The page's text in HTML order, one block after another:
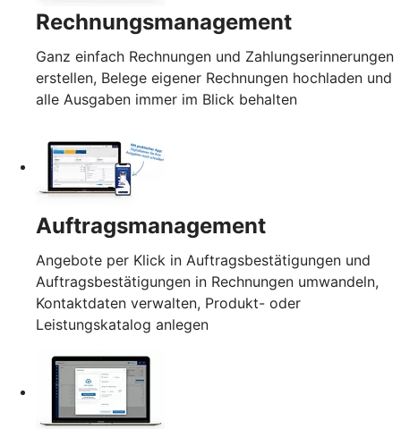
Rechnungsmanagement
Ganz einfach Rechnungen und Zahlungserinnerungen
erstellen, Belege eigener Rechnungen hochladen und
alle Ausgaben immer im Blick behalten
Auftragsmanagement
Angebote per Klick in Auftragsbestätigungen und
Auftragsbestätigungen in Rechnungen umwandeln,
Kontaktdaten verwalten, Produkt- oder
Leistungskatalog anlegen